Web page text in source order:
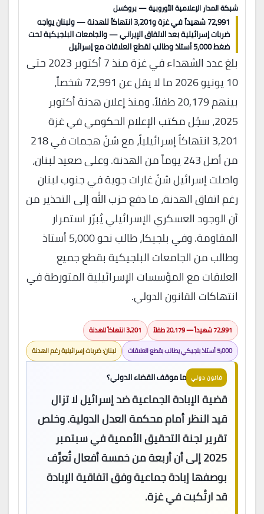
شبكة المدار الإعلامية الأوروبية — بروكسل
72,991 شهيداً في غزة و3,201 انتهاكاً للهدنة — ولبنان يواجه
ضربات إسرائيلية بعد الاتفاق الإيراني — والجامعات البلجيكية تحت
ضغط 5,000 أستاذ وطالب لقطع العلاقات مع إسرائيل
بلغ عدد الشهداء في غزة منذ 7 أكتوبر 2023 حتى
10 يونيو 2026 ما لا يقل عن 72,991 شخصاً،
بينهم 20,179 طفلاً. ومنذ إعلان هدنة أكتوبر
2025، سجّل مكتب الإعلام الحكومي في غزة
3,201 انتهاكاً إسرائيلياً، مع شنّ هجمات في 218
من أصل 243 يوماً من الهدنة. وعلى صعيد لبنان،
واصلت إسرائيل شنّ غارات جوية في جنوب لبنان
رغم اتفاق الهدنة، ما دفع حزب الله إلى التحذير من
أن الوجود العسكري الإسرائيلي يُبرّر استمرار
المقاومة. وفي بلجيكا، طالب نحو 5,000 أستاذ
وطالب من الجامعات البلجيكية بقطع جميع
العلاقات مع المؤسسات الإسرائيلية المتورطة في
انتهاكات القانون الدولي.
72,991 شهيداً — 20,179 طفلاً
3,201 انتهاكاً للهدنة
5,000 أستاذ بلجيكي يطالب بقطع العلاقات
لبنان: ضربات إسرائيلية رغم الهدنة
قانون دولي ما موقف القضاء الدولي؟
قضية الإبادة الجماعية ضد إسرائيل لا تزال
قيد النظر أمام محكمة العدل الدولية. وخلص
تقرير لجنة التحقيق الأممية في سبتمبر
2025 إلى أن أربعة من خمسة أفعال تُعرَّف
بوصفها إبادة جماعية وفق اتفاقية الإبادة
قد ارتُكبت في غزة.